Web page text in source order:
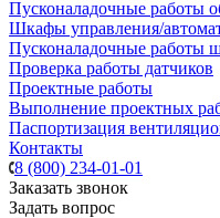
Пусконаладочные работы
Шкафы управления/
Пусконаладочные работы
Проверка работы датчиков
Проектные работы
Выполнение проектных
Паспортизация
Контакты
8 (800) 234-01-01
Заказать звонок
Задать вопрос